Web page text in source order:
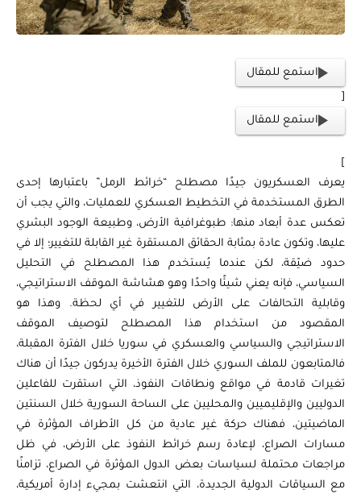
استمع للمقال
استمع للمقال
يعرف العسكريون جيدًا مصطلح “خرائط الرمل” باعتبارها إحدى
الطرق المستخدمة في التخطيط العسكري للعمليات، والتي يجب أن
تعكس عدة أبعاد منها: طبوغرافية الأرض، وطبيعة الوجود البشري
عليها، وتكون عادة بمثابة الحقائق المستقرة غير القابلة للتغيير؛ إلا في
حدود ضيّقة، لكن عندما يُستخدم هذا المصطلح في التحليل
السياسي، فإنه يعني شيئًا واحدًا وهو هشاشة الموقف الاستراتيجي،
وقابلية التحالفات على الأرض للتغيير في أي لحظة. وهذا هو
المقصود من استخدام هذا المصطلح لتوصيف الموقف
الاستراتيجي والسياسي والعسكري في سوريا خلال الفترة المقبلة،
فالمتابعون للملف السوري خلال الفترة الأخيرة يدركون جيدًا أن هناك
تغيرات قادمة في مواقع ونطاقات النفوذ، التي استقرت للفاعلين
الدوليين والإقليميين والمحليين على الساحة السورية خلال السنتين
الماضيتين، فهناك حركة غير عادية من كل الأطراف المؤثرة في
مسارات الصراع، لإعادة رسم خرائط النفوذ على الأرض، في ظل
مراجعات محتملة لسياسات بعض الدول المؤثرة في الصراع، تزامنًا
مع السياقات الدولية الجديدة، التي انتعشت بمجيء إدارة أمريكية،